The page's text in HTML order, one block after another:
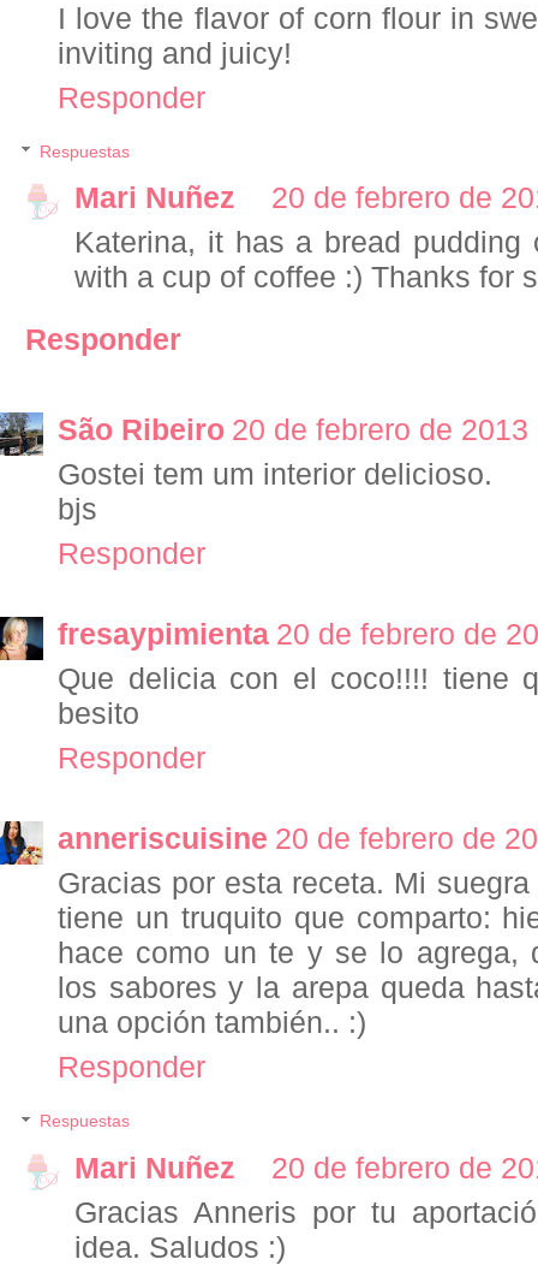
I love the flavor of corn flour in
inviting and juicy!
Responder
Respuestas
Mari Nuñez
20 de febrero de
Katerina, it has a bread pudding
with a cup of coffee :) Thanks for
Responder
São Ribeiro 20 de febrero de
Gostei tem um interior delicioso.
bjs
Responder
fresaypimienta 20 de febrero de
Que delicia con el coco!!!! tiene
besito
Responder
anneriscuisine 20 de febrero de
Gracias por esta receta. Mi
tiene un truquito que comparto:
hace como un te y se lo agrega,
los sabores y la arepa queda
una opción también.. :)
Responder
Respuestas
Mari Nuñez
20 de febrero de
Gracias Anneris por tu
idea. Saludos :)